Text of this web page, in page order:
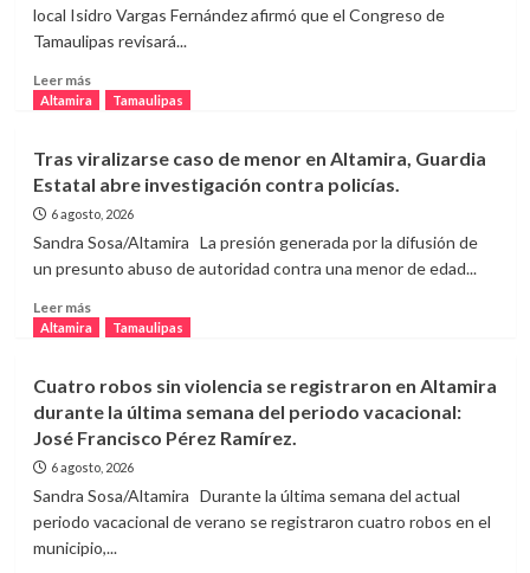
atención
gratuita
la
población
local Isidro Vargas Fernández afirmó que el Congreso de
Tamaulipas revisará...
Leer másLeer
más
de
Tamaulipas
revisará
leyes
feminicidio
y
analiza
de
educación
militar.
Altamira Tamaulipas
Tras viralizarse caso de menor en Altamira, Guardia
Estatal abre investigación contra policías.
6 agosto, 2026
Sandra Sosa/Altamira La presión generada por la difusión de
un presunto abuso de autoridad contra una menor de edad...
Leer másLeer
más
viralizarse
caso
de
menor
Altamira,
Guardia
Estatal
Altamira Tamaulipas
Cuatro robos sin violencia se registraron en Altamira
durante la última semana del periodo vacacional:
José Francisco Pérez Ramírez.
6 agosto, 2026
Sandra Sosa/Altamira Durante la última semana del actual
periodo vacacional de verano se registraron cuatro robos en el
municipio,...